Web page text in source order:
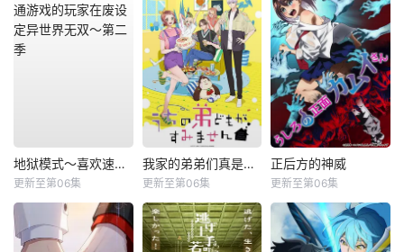
地狱模式～喜欢速通游戏的玩家在废设定异世界无双～第二季
更新至第06集
我家的弟弟们真是让您费心了
更新至第06集
正后方的神威
更新至第06集